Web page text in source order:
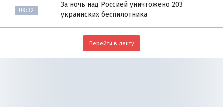
09:32
За ночь над Россией уничтожено 203
украинских беспилотника
Перейти в ленту